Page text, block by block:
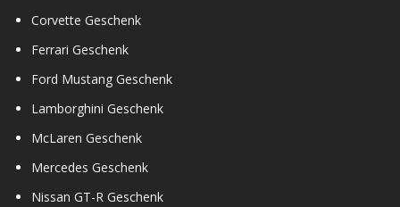
Corvette Geschenk
Ferrari Geschenk
Ford Mustang Geschenk
Lamborghini Geschenk
McLaren Geschenk
Mercedes Geschenk
Nissan GT-R Geschenk